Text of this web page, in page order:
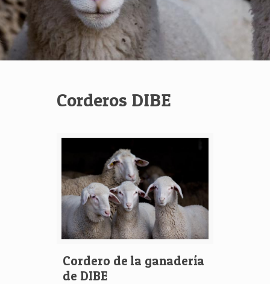
Corderos DIBE
Cordero de la ganadería
de DIBE